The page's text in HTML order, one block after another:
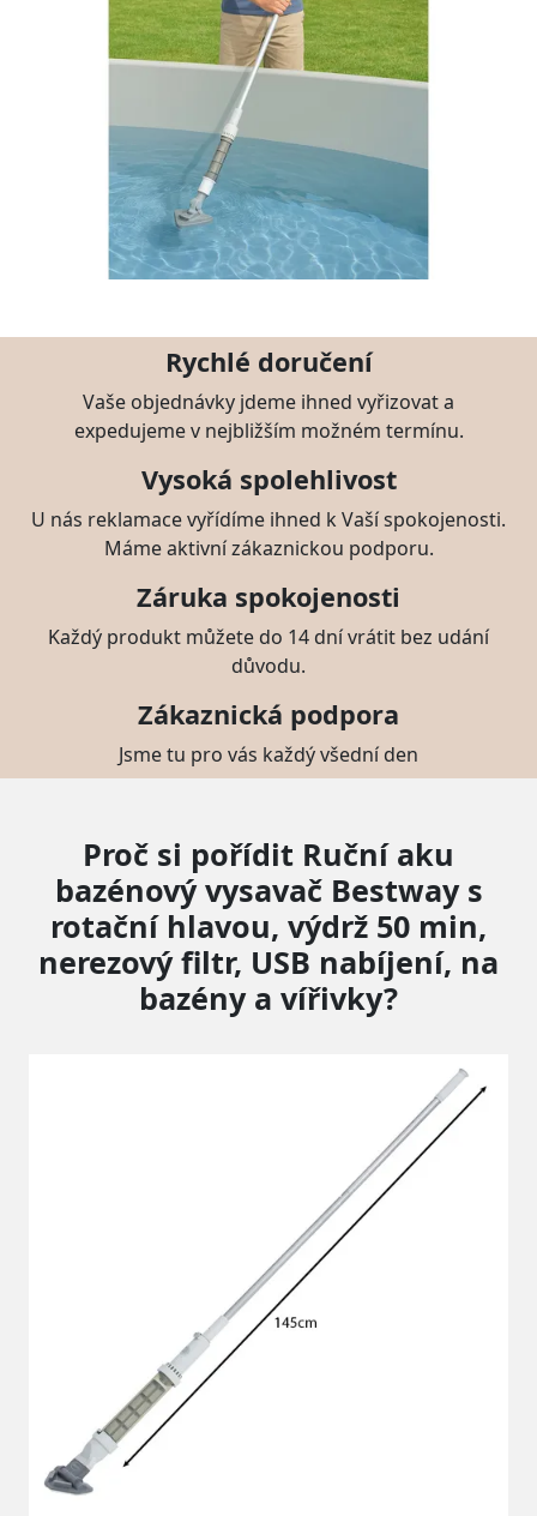
Rychlé doručení
Vaše objednávky jdeme ihned vyřizovat a
expedujeme v nejbližším možném termínu.
Vysoká spolehlivost
U nás reklamace vyřídíme ihned k Vaší spokojenosti.
Máme aktivní zákaznickou podporu.
Záruka spokojenosti
Každý produkt můžete do 14 dní vrátit bez udání
důvodu.
Zákaznická podpora
Jsme tu pro vás každý všední den
Proč si pořídit Ruční aku
bazénový vysavač Bestway s
rotační hlavou, výdrž 50 min,
nerezový filtr, USB nabíjení, na
bazény a vířivky?